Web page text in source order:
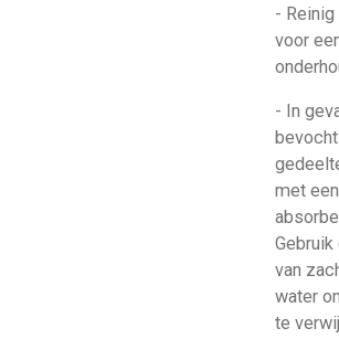
-
voor
- In
met
van
water
te